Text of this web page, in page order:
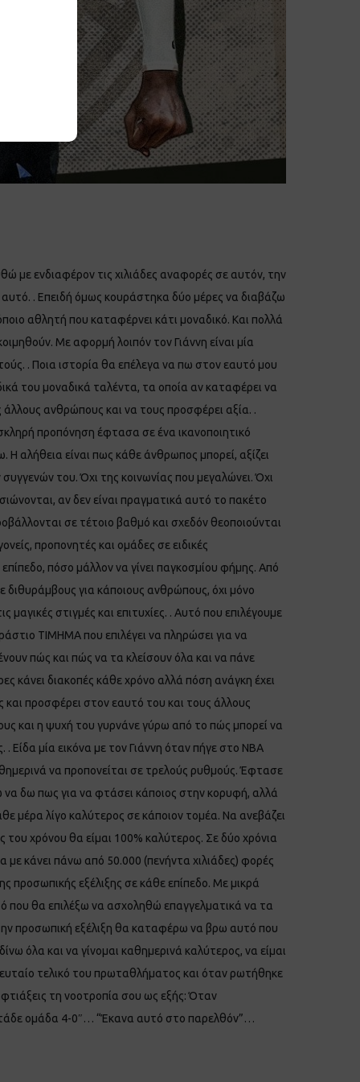
ενδιαφέρον τις χιλιάδες αναφορές σε αυτόν, την
. Επειδή όμως κουράστηκα δύο μέρες να διαβάζω
αθλητή που καταφέρνει κάτι μοναδικό. Και πολλά
Με αφορμή λοιπόν τον Γιάννη είναι μία
. Ποια ιστορία θα επέλεγα να πω στον εαυτό μου
του μοναδικά ταλέντα, τα οποία αν καταφέρει να
ανθρώπους και να τους προσφέρει αξία. .
προπόνηση έφτασα σε ένα ικανοποιητικό
αλήθεια είναι πως κάθε άνθρωπος μπορεί, αξίζει
του. Όχι της κοινωνίας που μεγαλώνει. Όχι
αν δεν είναι πραγματικά αυτό το πακέτο
σε τέτοιο βαθμό και σχεδόν θεοποιούνται
προπονητές και ομάδες σε ειδικές
πόσο μάλλον να γίνει παγκοσμίου φήμης. Από
για κάποιους ανθρώπους, όχι μόνο
στιγμές και επιτυχίες. . Αυτό που επιλέγουμε
ΤΙΜΗΜΑ που επιλέγει να πληρώσει για να
πώς και πώς να τα κλείσουν όλα και να πάνε
κάνει διακοπές κάθε χρόνο αλλά πόση ανάγκη έχει
και προσφέρει στον εαυτό του και τους άλλους
και η ψυχή του γυρνάνε γύρω από το πώς μπορεί να
. Είδα μία εικόνα με τον Γιάννη όταν πήγε στο NBA
να προπονείται σε τρελούς ρυθμούς. Έφτασε
να δω πως για να φτάσει κάποιος στην κορυφή, αλλά
μέρα λίγο καλύτερος σε κάποιον τομέα. Να ανεβάζει
χρόνου θα είμαι 100% καλύτερος. Σε δύο χρόνια
με κάνει πάνω από 50.000 (πενήντα χιλιάδες) φορές
εξέλιξης σε κάθε επίπεδο. Με μικρά
που θα επιλέξω να ασχοληθώ επαγγελματικά να τα
προσωπική εξέλιξη θα καταφέρω να βρω αυτό που
όλα και να γίνομαι καθημερινά καλύτερος, να είμαι
τελικό του πρωταθλήματος και όταν ρωτήθηκε
τη νοοτροπία σου ως εξής: Όταν
τάδε ομάδα 4-0″… “Έκανα αυτό στο παρελθόν”…